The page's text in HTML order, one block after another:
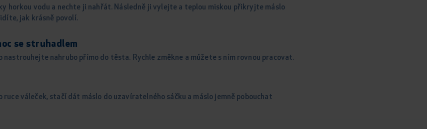
horkou vodu a nechte ji nahřát. Následně ji vylejte a teplou miskou přikryjte máslo
jak krásně povolí.
se struhadlem
nastrouhejte nahrubo přímo do těsta. Rychle změkne a můžete s ním rovnou pracovat.
ruce váleček, stačí dát máslo do uzavíratelného sáčku a máslo jemně pobouchat